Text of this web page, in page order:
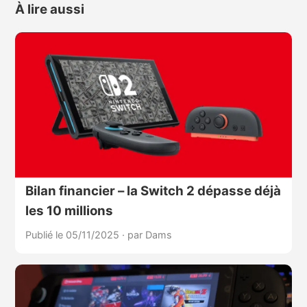
À lire aussi
Bilan financier – la Switch 2 dépasse déjà
les 10 millions
Publié le 05/11/2025 · par Dams